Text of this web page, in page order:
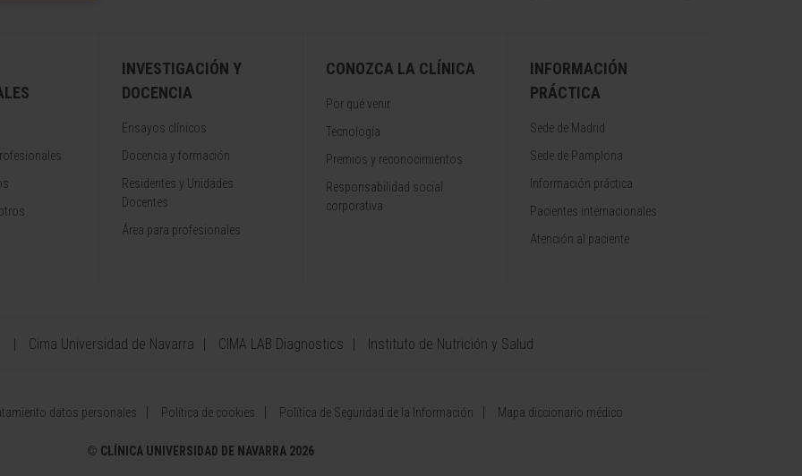
INVESTIGACIÓN Y
DOCENCIA
Ensayos clínicos
Docencia y formación
Residentes y Unidades
Docentes
Área para profesionales
CONOZCA LA CLÍNICA
Por qué venir
Tecnología
Premios y reconocimientos
Responsabilidad social
corporativa
INFORMACIÓN
PRÁCTICA
Sede de Madrid
Sede de Pamplona
Información práctica
Pacientes internacionales
Atención al paciente
Cima Universidad de Navarra CIMA LAB Diagnostics Instituto de Nutrición y Salud
datos personales Política de cookies Política de Seguridad de la Información Mapa diccionario médico
© CLÍNICA UNIVERSIDAD DE NAVARRA 2026